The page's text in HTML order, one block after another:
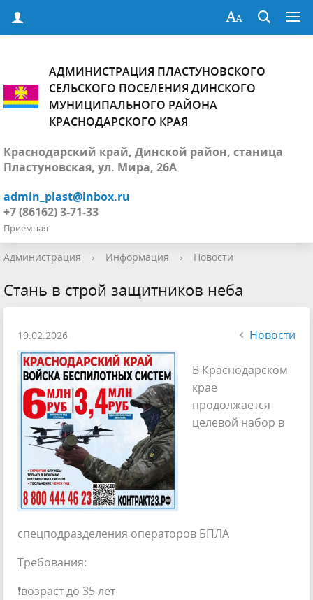
АДМИНИСТРАЦИЯ ПЛАСТУНОВСКОГО
СЕЛЬСКОГО ПОСЕЛЕНИЯ ДИНСКОГО
МУНИЦИПАЛЬНОГО РАЙОНА
КРАСНОДАРСКОГО КРАЯ
Краснодарский край, Динской район, станица
Пластуновская, ул. Мира, 26А
admin_plast@inbox.ru
+7 (86162) 3-71-33
Приемная
Администрация › Информация › Новости
Стань в строй защитников неба
19.02.2026 Новости
В Краснодарском
крае
продолжается
целевой набор в
спецподразделения операторов БПЛА
Требования:
❗возраст до 35 лет